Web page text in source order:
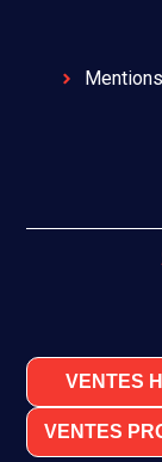
VENTES
VENTES